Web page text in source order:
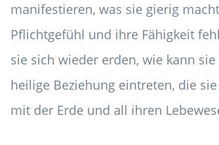
manifestieren, was sie gierig
Pflichtgefühl und ihre Fähigkeit
sie sich wieder erden, wie kann
heilige Beziehung eintreten, die
mit der Erde und all ihren